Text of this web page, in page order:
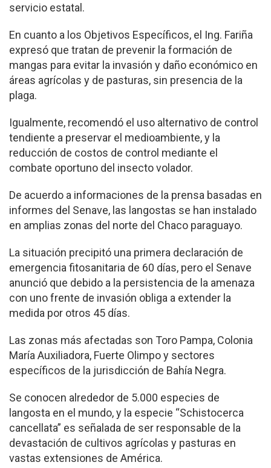
servicio estatal.
En cuanto a los Objetivos Específicos, el Ing. Fariña
expresó que tratan de prevenir la formación de
mangas para evitar la invasión y daño económico en
áreas agrícolas y de pasturas, sin presencia de la
plaga.
Igualmente, recomendó el uso alternativo de control
tendiente a preservar el medioambiente, y la
reducción de costos de control mediante el
combate oportuno del insecto volador.
De acuerdo a informaciones de la prensa basadas en
informes del Senave, las langostas se han instalado
en amplias zonas del norte del Chaco paraguayo.
La situación precipitó una primera declaración de
emergencia fitosanitaria de 60 días, pero el Senave
anunció que debido a la persistencia de la amenaza
con uno frente de invasión obliga a extender la
medida por otros 45 días.
Las zonas más afectadas son Toro Pampa, Colonia
María Auxiliadora, Fuerte Olimpo y sectores
específicos de la jurisdicción de Bahía Negra.
Se conocen alrededor de 5.000 especies de
langosta en el mundo, y la especie “Schistocerca
cancellata” es señalada de ser responsable de la
devastación de cultivos agrícolas y pasturas en
vastas extensiones de América.